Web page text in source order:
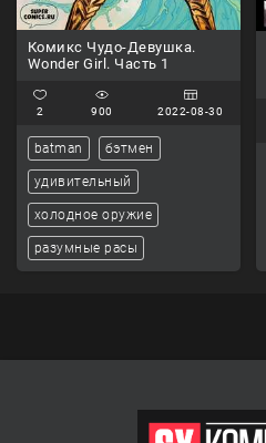
Комикс Чудо-Девушка.
Wonder Girl. Часть 1
2 900 2022-08-30
batman бэтмен
удивительный
холодное оружие
разумные расы